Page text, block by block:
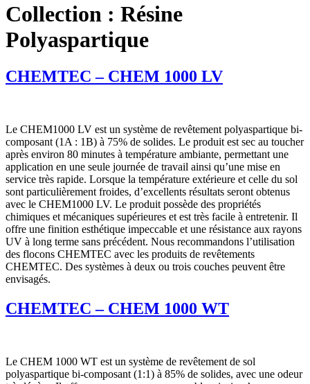
Collection : Résine
Polyaspartique
CHEMTEC – CHEM 1000 LV
Le CHEM1000 LV est un système de revêtement polyaspartique bi-
composant (1A : 1B) à 75% de solides. Le produit est sec au toucher
après environ 80 minutes à température ambiante, permettant une
application en une seule journée de travail ainsi qu’une mise en
service très rapide. Lorsque la température extérieure et celle du sol
sont particulièrement froides, d’excellents résultats seront obtenus
avec le CHEM1000 LV. Le produit possède des propriétés
chimiques et mécaniques supérieures et est très facile à entretenir. Il
offre une finition esthétique impeccable et une résistance aux rayons
UV à long terme sans précédent. Nous recommandons l’utilisation
des flocons CHEMTEC avec les produits de revêtements
CHEMTEC. Des systèmes à deux ou trois couches peuvent être
envisagés.
CHEMTEC – CHEM 1000 WT
Le CHEM 1000 WT est un système de revêtement de sol
polyaspartique bi-composant (1:1) à 85% de solides, avec une odeur